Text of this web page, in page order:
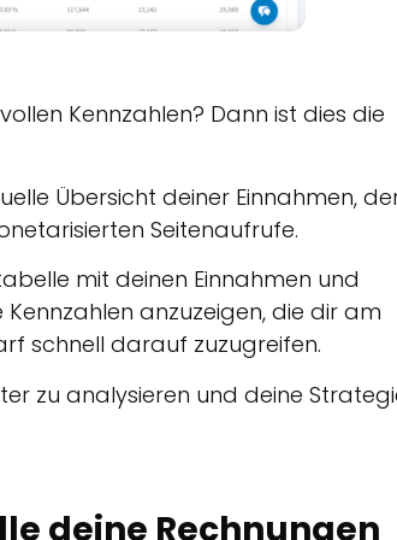
Kennzahlen? Dann ist dies die
Übersicht deiner Einnahmen,
Seitenaufrufe.
mit deinen Einnahmen und
anzuzeigen, die dir am
schnell darauf zuzugreifen.
zu analysieren und deine
deine Rechnungen